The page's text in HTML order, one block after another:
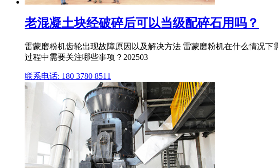
老混凝土块经破碎后可以当级配碎石用吗？
雷蒙磨粉机齿轮出现故障原因以及解决方法 雷蒙磨粉机在什么情况
过程中需要关注哪些事项？202503
联系电话: 180 3780 8511